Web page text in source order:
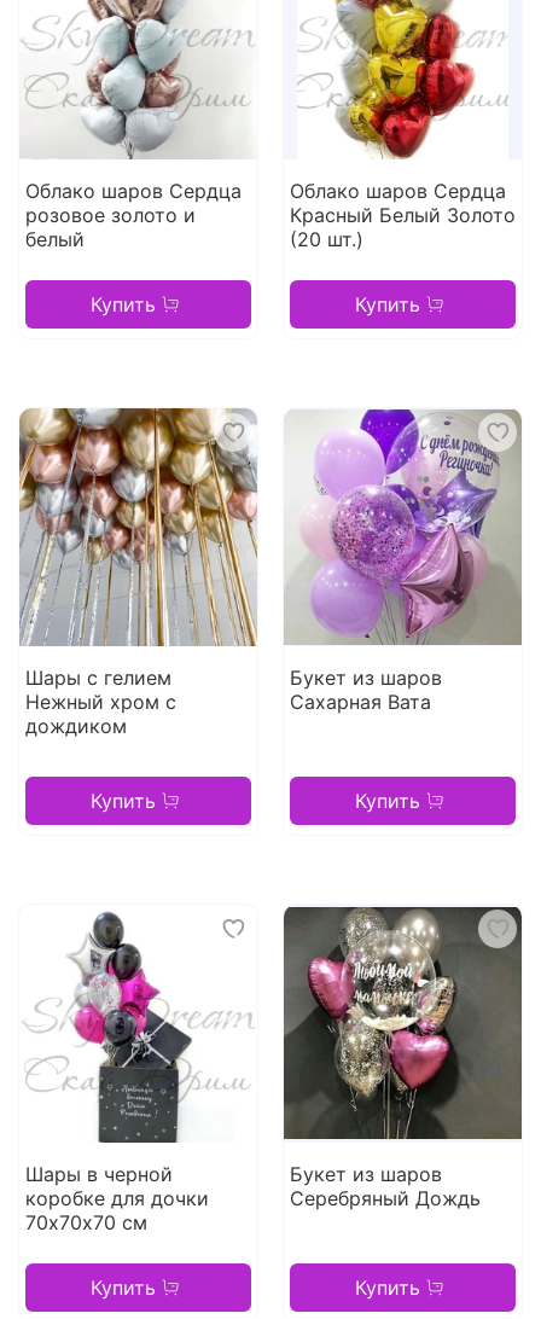
Облако шаров Сердца
розовое золото и
белый
Купить
Облако шаров Сердца
Красный Белый Золото
(20 шт.)
Купить
Шары с гелием
Нежный хром с
дождиком
Купить
Букет из шаров
Сахарная Вата
Купить
Шары в черной
коробке для дочки
70х70х70 см
Купить
Букет из шаров
Серебряный Дождь
Купить